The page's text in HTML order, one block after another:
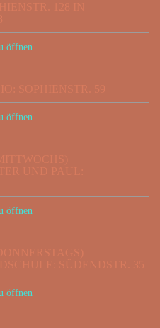
128 IN
SOPHIENSTR. 59
UND PAUL:
SÜDENDSTR. 35